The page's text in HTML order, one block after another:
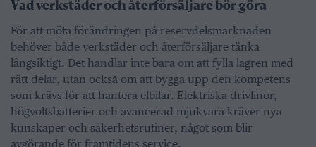
Vad verkstäder och återförsäljare bör göra
För att möta förändringen på reservdelsmarknaden
behöver både verkstäder och återförsäljare tänka
långsiktigt. Det handlar inte bara om att fylla lagren med
rätt delar, utan också om att bygga upp den kompetens
som krävs för att hantera elbilar. Elektriska drivlinor,
högvoltsbatterier och avancerad mjukvara kräver nya
kunskaper och säkerhetsrutiner, något som blir
avgörande för framtidens service.